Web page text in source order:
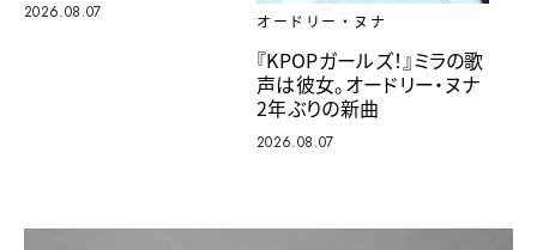
2026.08.07 オードリー・ヌナ
『KPOPガールズ！』ミラの歌
声は彼女。オードリー・ヌナ
2年ぶりの新曲
2026.08.07